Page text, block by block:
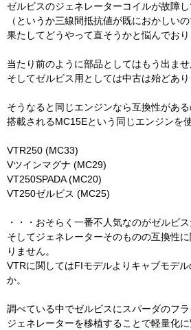
ゼルビスのジェネレーターコイルが故障し
（というか三線間抵抗値が既におかしいの
果たしてどうやって直そうかと悩んでおり
当たり前のように部品としてはもう出ませ
そしてゼルビス用としては中古は殆どあり
そうなると同じエンジンなら互換性がある
搭載されるMC15Eという同じエンジンを
VTR250 (MC33)
Vツインマグナ (MC29)
VT250SPADA (MC20)
VT250ゼルビス (MC25)
・・・おそらく一番不人気なのがゼルビ
そしてジェネレーターそのものの互換性
りません。
VTRに関してはFIモデルよりキャブモデ
か。
調べている中でゼルビスにスパーダのフ
ジェネレーターを移植することで軽量化に